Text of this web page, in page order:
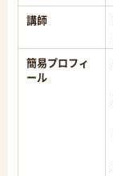
講師
簡易プロフィ
ール